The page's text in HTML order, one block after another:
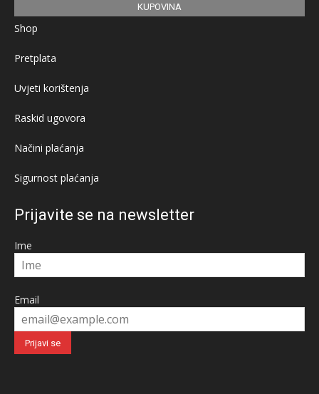
KUPOVINA
Shop
Pretplata
Uvjeti korištenja
Raskid ugovora
Načini plaćanja
Sigurnost plaćanja
Prijavite se na newsletter
Ime
Email